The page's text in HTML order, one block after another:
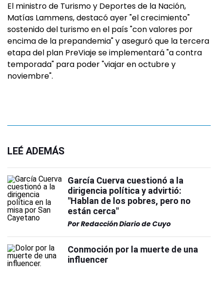
El ministro de Turismo y Deportes de la Nación,
Matías Lammens, destacó ayer "el crecimiento"
sostenido del turismo en el país "con valores por
encima de la prepandemia" y aseguró que la tercera
etapa del plan PreViaje se implementará "a contra
temporada" para poder "viajar en octubre y
noviembre".
LEÉ ADEMÁS
García Cuerva cuestionó a la
dirigencia política y advirtió:
"Hablan de los pobres, pero no
están cerca"
PorRedacción Diario de Cuyo
Conmoción por la muerte de una
influencer